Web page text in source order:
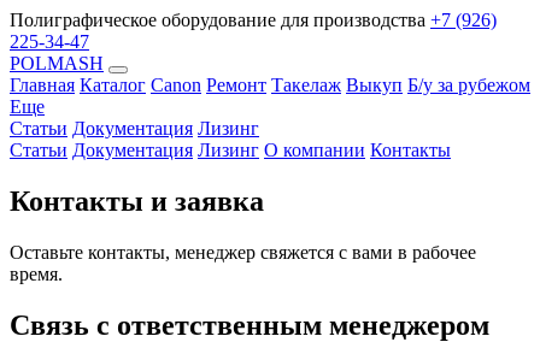
Полиграфическое оборудование для производства +7 (926)
225-34-47
POLMASH
Главная Каталог Canon Ремонт Такелаж Выкуп Б/у за рубежом
Еще
Статьи Документация Лизинг
Статьи Документация Лизинг О компании Контакты
Контакты и заявка
Оставьте контакты, менеджер свяжется с вами в рабочее
время.
Связь с ответственным менеджером